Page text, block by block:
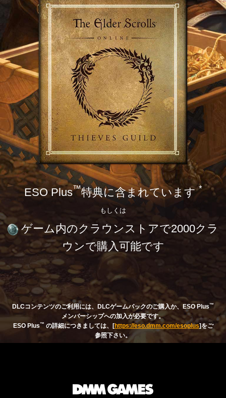
ESO Plus™特典に含まれています*
もしくは
ゲーム内のクラウンストアで2000クラ
ウンで購入可能です
DLCコンテンツのご利用には、DLCゲームパックのご購入か、 ESO Plus™
メンバーシップへの加入が必要です。
ESO Plus™ の詳細につきましては、[https://eso.dmm.com/esoplus]をご
参照下さい。